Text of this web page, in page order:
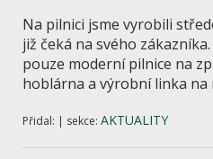
Na pilnici jsme vyrobili
již čeká na svého zákazníka.
pouze modernípilnice na
hoblárna a výrobní linka na
Přidal: | sekce: AKTUALITY